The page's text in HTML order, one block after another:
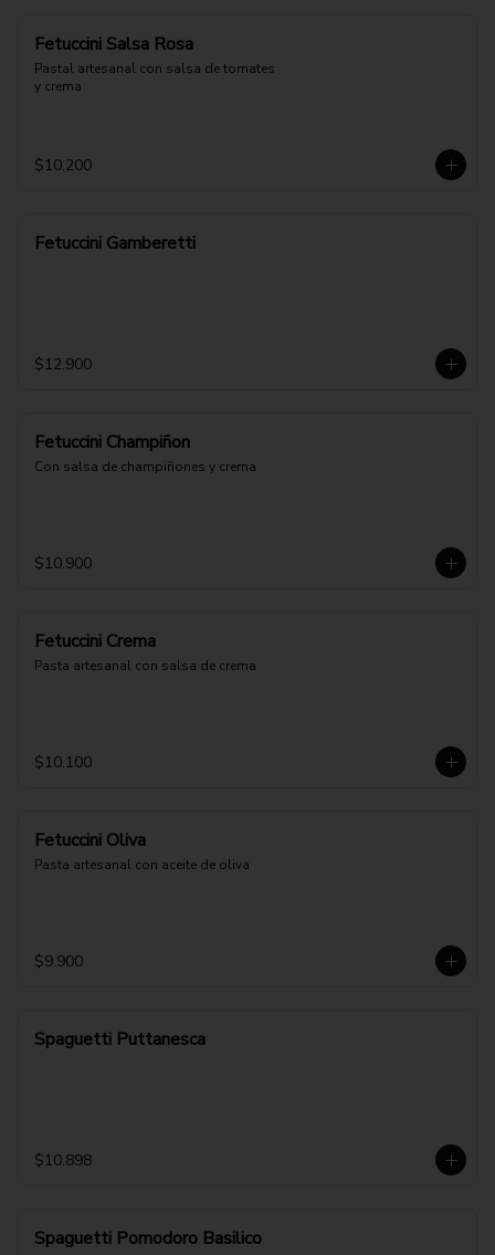
Fetuccini Salsa Rosa
Pastal artesanal con salsa de tomates
y crema
$10.200
Fetuccini Gamberetti
$12.900
Fetuccini Champiñon
Con salsa de champiñones y crema
$10.900
Fetuccini Crema
Pasta artesanal con salsa de crema
$10.100
Fetuccini Oliva
Pasta artesanal con aceite de oliva
$9.900
Spaguetti Puttanesca
$10.898
Spaguetti Pomodoro Basilico